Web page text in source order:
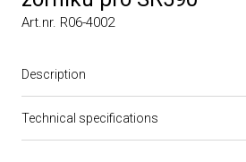
Art.nr. R06-4002
Description
Technical specifications